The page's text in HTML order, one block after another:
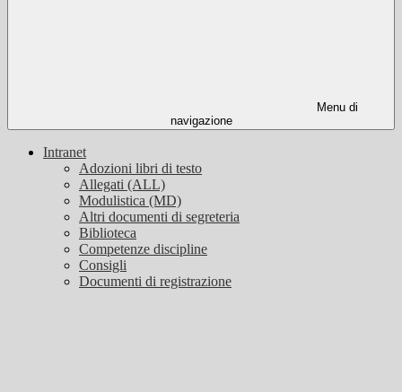
Menu di
navigazione
Intranet
Adozioni libri di testo
Allegati (ALL)
Modulistica (MD)
Altri documenti di segreteria
Biblioteca
Competenze discipline
Consigli
Documenti di registrazione